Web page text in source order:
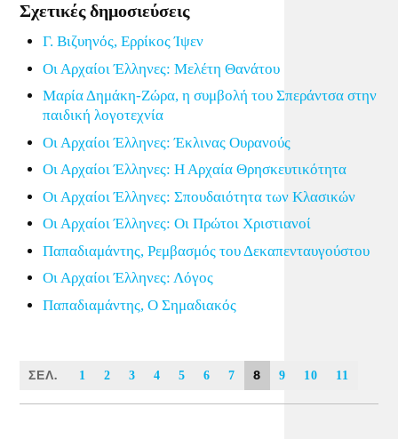
Σχετικές δημοσιεύσεις
Γ. Βιζυηνός, Ερρίκος Ίψεν
Οι Αρχαίοι Έλληνες: Μελέτη Θανάτου
Μαρία Δημάκη-Ζώρα, η συμβολή του Σπεράντσα στην
παιδική λογοτεχνία
Οι Αρχαίοι Έλληνες: Έκλινας Ουρανούς
Οι Αρχαίοι Έλληνες: Η Αρχαία Θρησκευτικότητα
Οι Αρχαίοι Έλληνες: Σπουδαιότητα των Κλασικών
Οι Αρχαίοι Έλληνες: Οι Πρώτοι Χριστιανοί
Παπαδιαμάντης, Ρεμβασμός του Δεκαπενταυγούστου
Οι Αρχαίοι Έλληνες: Λόγος
Παπαδιαμάντης, Ο Σημαδιακός
ΣΕΛ. 1 2 3 4 5 6 7 8 9 10 11